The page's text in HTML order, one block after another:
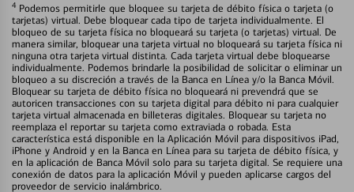
4 Podemos permitirle que bloquee su tarjeta de débito física o tarjeta (o
tarjetas) virtual. Debe bloquear cada tipo de tarjeta individualmente. El
bloqueo de su tarjeta física no bloqueará su tarjeta (o tarjetas) virtual. De
manera similar, bloquear una tarjeta virtual no bloqueará su tarjeta física ni
ninguna otra tarjeta virtual distinta. Cada tarjeta virtual debe bloquearse
individualmente. Podemos brindarle la posibilidad de solicitar o eliminar un
bloqueo a su discreción a través de la Banca en Línea y/o la Banca Móvil.
Bloquear su tarjeta de débito física no bloqueará ni prevendrá que se
autoricen transacciones con su tarjeta digital para débito ni para cualquier
tarjeta virtual almacenada en billeteras digitales. Bloquear su tarjeta no
reemplaza el reportar su tarjeta como extraviada o robada. Esta
característica está disponible en la Aplicación Móvil para dispositivos iPad,
iPhone y Android y en la Banca en Línea para su tarjeta de débito física, y
en la aplicación de Banca Móvil solo para su tarjeta digital. Se requiere una
conexión de datos para la aplicación Móvil y pueden aplicarse cargos del
proveedor de servicio inalámbrico.